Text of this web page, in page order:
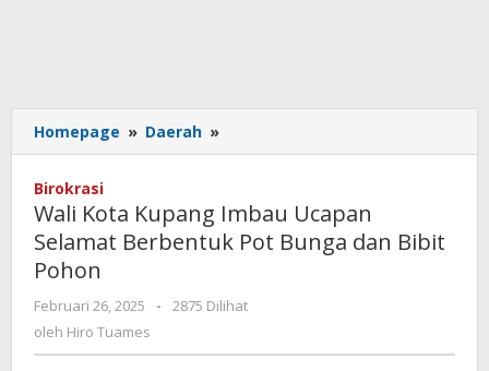
Homepage » Daerah »
Kota
Ucapan
Selamat
Bunga
Bibit
Birokrasi
Wali Kota Kupang Imbau Ucapan
Selamat Berbentuk Pot Bunga dan Bibit
Pohon
Februari 26, 2025
oleh
-
2875 Dilihat
oleh Hiro Tuames